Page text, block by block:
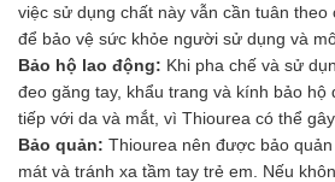
việc sử dụng chất này vẫn cần tuân theo
để bảo vệ sức khỏe người sử dụng và
Bảo hộ lao động: Khi pha chế và sử
đeo găng tay, khẩu trang và kính bảo hộ
tiếp với da và mắt, vì Thiourea có thể
Bảo quản: Thiourea nên được bảo
mát và tránh xa tầm tay trẻ em. Nếu